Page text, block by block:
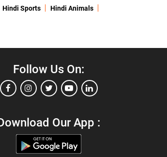
Hindi Sports
Hindi Animals
Follow Us On:
Our App :